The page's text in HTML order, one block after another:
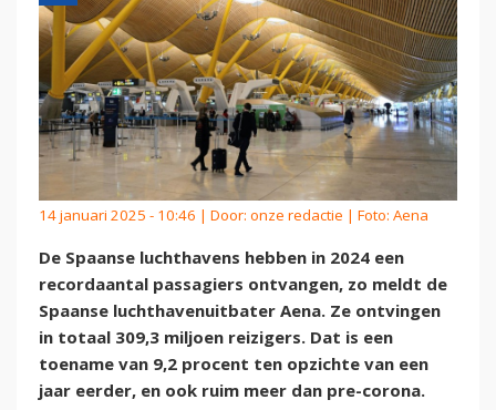
14 januari 2025 - 10:46 | Door: onze redactie | Foto: Aena
De Spaanse luchthavens hebben in 2024 een
recordaantal passagiers ontvangen, zo meldt de
Spaanse luchthavenuitbater Aena. Ze ontvingen
in totaal 309,3 miljoen reizigers. Dat is een
toename van 9,2 procent ten opzichte van een
jaar eerder, en ook ruim meer dan pre-corona.